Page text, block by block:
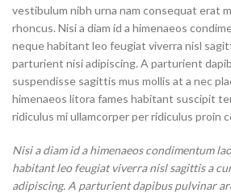
vestibulum nibh urna nam consequat erat
rhoncus. Nisi a diam id a himenaeos
neque habitant leo feugiat viverra nisl
parturient nisi adipiscing. A parturient
suspendisse sagittis mus mollis at a nec
himenaeos litora fames habitant suscipit
ridiculus mi ullamcorper per ridiculus proin
Nisi a diam id a himenaeos condimentum
habitant leo feugiat viverra nisl sagittis a
adipiscing. A parturient dapibus pulvinar